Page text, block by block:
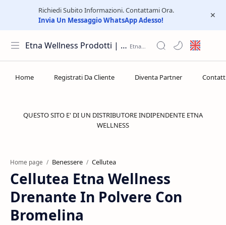
Richiedi Subito Informazioni. Contattami Ora.
Invia Un Messaggio WhatsApp Adesso!
Etna Wellness Prodotti | Distributore Elite Group
QUESTO SITO E' DI UN DISTRIBUTORE INDIPENDENTE ETNA
WELLNESS
Home page Benessere Cellutea
Cellutea Etna Wellness
Drenante In Polvere Con
Bromelina